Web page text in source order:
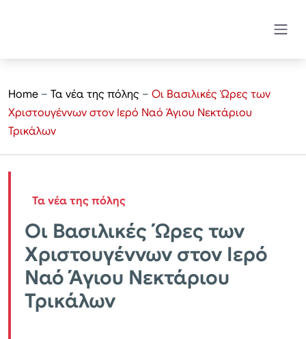
Home – Τα νέα της πόλης – Οι Βασιλικές Ώρες των
Χριστουγέννων στον Ιερό Ναό Άγιου Νεκτάριου
Τρικάλων
Τα νέα της πόλης
Οι Βασιλικές Ώρες των
Χριστουγέννων στον Ιερό
Ναό Άγιου Νεκτάριου
Τρικάλων